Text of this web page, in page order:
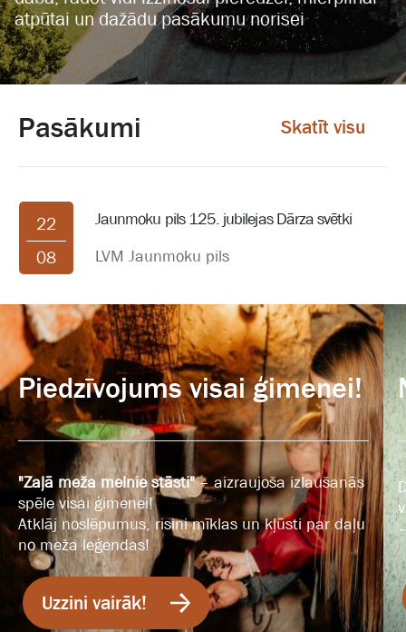
atpūtai un dažādu pasākumu norisei
Pasākumi Skatīt visu
22
08
Jaunmoku pils 125. jubilejas Dārza svētki
LVM Jaunmoku pils
Piedzīvojums visai ģimenei!
"Zaļā meža melnie stāsti"– aizraujoša izlaušanās
spēle visai ģimenei!
Atklāj noslēpumus, risini mīklas un kļūsti par daļu
no meža leģendas!
Uzzini vairāk!